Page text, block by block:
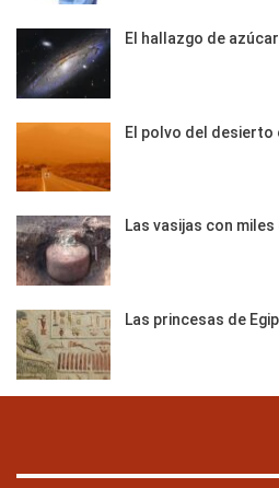
El hallazgo de
El polvo del desierto
Las vasijas con
Las princesas de